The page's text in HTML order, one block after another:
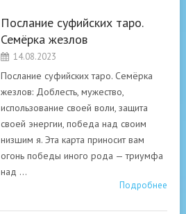
Послание суфийских таро.
Семёрка жезлов
14.08.2023
Послание суфийских таро. Семёрка
жезлов: Доблесть, мужество,
использование своей воли, защита
своей энергии, победа над своим
низшим я. Эта карта приносит вам
огонь победы иного рода — триумфа
над …
Подробнее